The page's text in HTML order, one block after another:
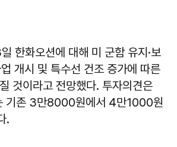
한화오션에 대해 미 군함 유지·보
개시 및 특수선 건조 증가에 따른
것이라고 전망했다. 투자의견은
기존 3만8000원에서 4만1000원
.